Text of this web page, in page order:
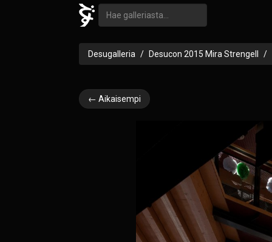
Desugalleria Desucon 2015 Mira Strengell
← Aikaisempi